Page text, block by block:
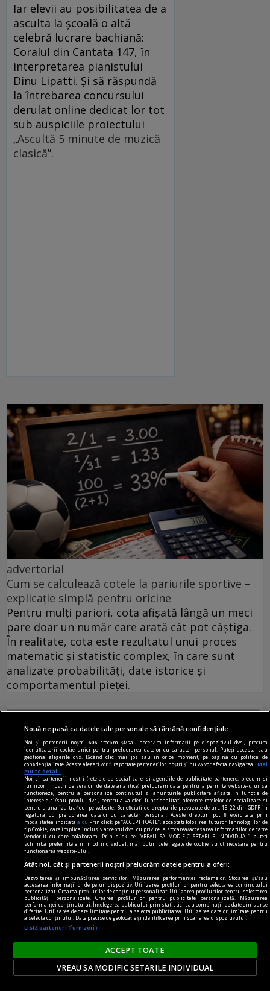
Iar elevii au posibilitatea de a
asculta la școală o altă
celebră lucrare bachiană:
Coralul din Cantata 147, în
interpretarea pianistului
Dinu Lipatti. Și să răspundă
la întrebarea concursului
derulat online dedicat lor tot
sub auspiciile proiectului
„Ascultă 5 minute de muzică
clasică”.
advertorial
Cum se calculează cotele la pariurile sportive –
explicație simplă pentru oricine
Pentru mulți pariori, cota afișată lângă un meci
pare doar un număr care arată cât pot câștiga.
În realitate, cota este rezultatul unui proces
matematic și statistic complex, în care sunt
analizate probabilități, date istorice și
comportamentul pieței.
publicitate
Începînd din 7 martie ne puteți găsi pe noul site:
www.dilema.ro
Începînd din 7 martie ne puteți găsi pe noul șițe:
www.dilema.ro
Nouă ne pasă ca datele tale personale să rămână confidențiale
Noi și partenerii noștri606 stocăm și/sau accesăm informații pe dispozitivul dvs., precum
identificatorii cookie unici pentru prelucrarea datelor cu caracter personal. Puteți accepta sau
gestiona alegerile dvs. făcând clic mai jos sau în orice moment, pe pagina cu politica de
confidențialitate. Aceste alegeri vor fi raportate partenerilor noștri și nu vă vor afecta navigarea.
Mai
multe detalii
Noi si partenerii nostri (retelele de socializare si agentiile de publicitate partenere, precum si
furnizorii nostri de servicii de date analitice) prelucram date pentru a permite website-ului sa
functioneze, pentru a personaliza continutul si anunturile publicitare afisate in functie de
interesele si/sau profilul dvs., pentru a va oferi functionalitati aferente retelelor de socializare si
pentru a analiza traficul pe website. Beneficiati de drepturile prevazute de art. 15-22 din GDPR in
legatura cu prelucrarea datelor cu caracter personal. Aceste drepturi pot fi exercitate prin
modalitatea indicataaici
. Prin click pe “ACCEPT TOATE”, acceptati folosirea tuturor Tehnologiilor de
tip Cookie, care implica inclusiv acceptul dvs. cu privire la stocarea/accesarea informatiilor de catre
Vendor-ii cu care colaboram. Prin click pe “VREAU SA MODIFIC SETARILE INDIVIDUAL” puteti
schimba preferintele in mod individual, mai putin cele legate de cookie strict necesare pentru
functionarea website-ului.
Atât noi, cât și partenerii noștri prelucrăm datele pentru a oferi:
Dezvoltarea și îmbunătățirea serviciilor. Măsurarea performanței reclamelor. Stocarea și/sau
accesarea informațiilor de pe un dispozitiv. Utilizarea profilurilor pentru selectarea conținutului
personalizat. Crearea profilurilor de conținut personalizat. Utilizarea profilurilor pentru selectarea
publicității personalizate. Crearea profilurilor pentru publicitate personalizată. Măsurarea
performanței conținutului. Înțelegerea publicului prin statistici sau combinații de date din surse
diferite. Utilizarea de date limitate pentru a selecta publicitatea. Utilizarea datelor limitate pentru
a selecta conținutul. Date precise de geolocație și identificarea prin scanarea dispozitivului.
Listă parteneri (furnizori)
ACCEPT TOATE
VREAU SA MODIFIC SETARILE INDIVIDUAL